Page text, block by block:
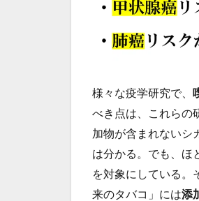
様々な疫学研究で、
べき点は、これらの
加物が含まれないシ
は分かる。でも、ほ
を対象にしている。
来のタバコ」には添